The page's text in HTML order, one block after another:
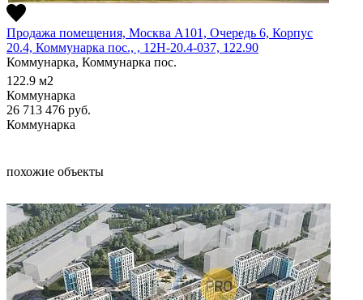
Продажа помещения, Москва А101, Очередь 6, Корпус
20.4, Коммунарка пос., , 12Н-20.4-037, 122.90
Коммунарка, Коммунарка пос.
122.9 м2
Коммунарка
26 713 476 руб.
Коммунарка
похожие объекты